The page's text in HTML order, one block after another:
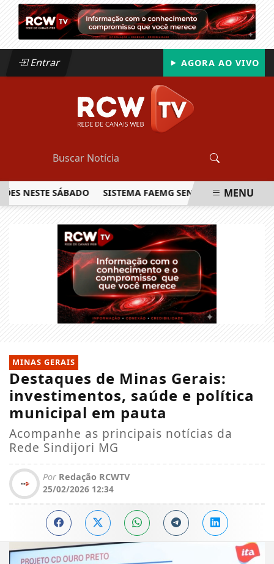
Entrar AGORA AO VIVO
SÁBADO SISTEMA FAEMG SENAR LANÇA OMENU
MINAS GERAIS
Destaques de Minas Gerais:
investimentos, saúde e política
municipal em pauta
Acompanhe as principais notícias da
Rede Sindijori MG
Por Redação RCWTV
25/02/2026 12:34